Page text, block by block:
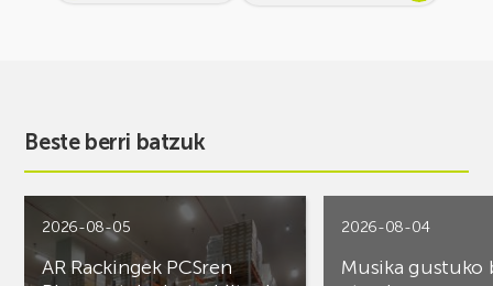
Beste berri batzuk
2026-08-05
AR Rackingek PCSren
2026-08-04
Musika gustuko